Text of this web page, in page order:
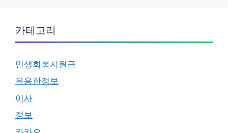
카테고리
민생회복지원금
유용한정보
이사
정보